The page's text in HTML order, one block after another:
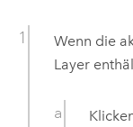
Wenn die
Layer